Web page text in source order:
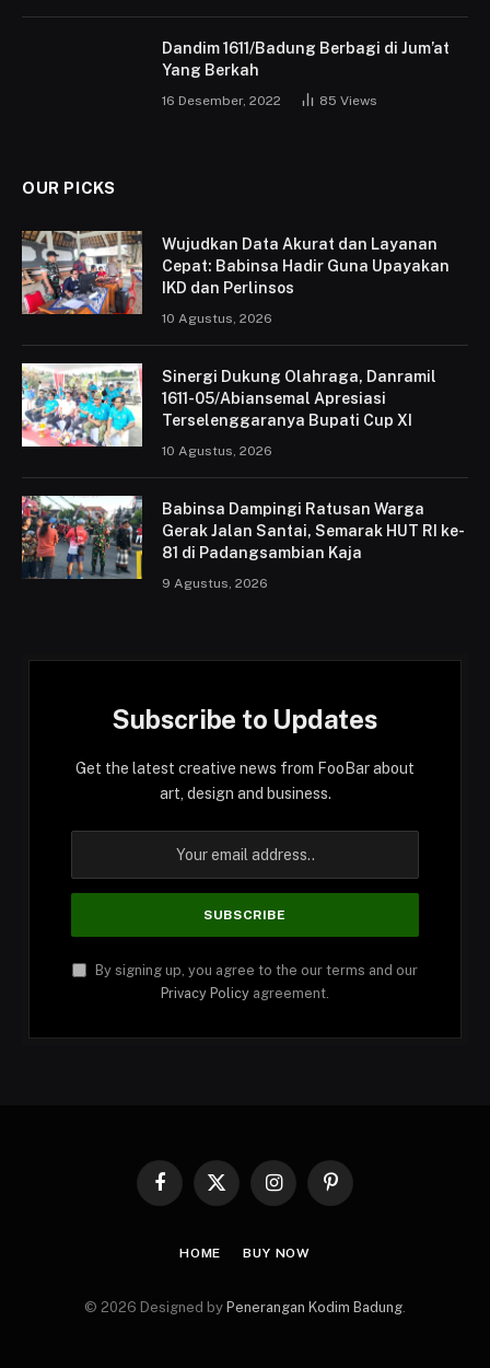
Dandim 1611/Badung Berbagi di Jum’at
Yang Berkah
16 Desember, 2022 85 Views
OUR PICKS
Wujudkan Data Akurat dan Layanan
Cepat: Babinsa Hadir Guna Upayakan
IKD dan Perlinsos
10 Agustus, 2026
Sinergi Dukung Olahraga, Danramil
1611-05/Abiansemal Apresiasi
Terselenggaranya Bupati Cup XI
10 Agustus, 2026
Babinsa Dampingi Ratusan Warga
Gerak Jalan Santai, Semarak HUT RI ke-
81 di Padangsambian Kaja
9 Agustus, 2026
Subscribe to Updates
Get the latest creative news from FooBar about
art, design and business.
By signing up, you agree to the our terms and our
Privacy Policy agreement.
Facebook
X
InstagramPinterest
HOME BUY NOW
© 2026 Designed by Penerangan Kodim Badung.